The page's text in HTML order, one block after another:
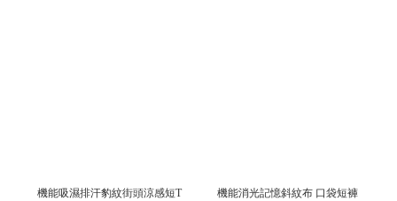
機能吸濕排汗豹紋街頭涼感短T
機能消光記憶斜紋布 口袋短褲